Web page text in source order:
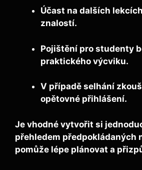
Účast na dalších
znalostí.
Pojištění pro studenty
praktického výcviku.
V případě selhání
opětovné přihlášení.
Je vhodné vytvořit si
přehledem předpokládaných
pomůže lépe plánovat a